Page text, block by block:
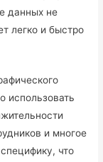
данных не
легко и быстро
использовать
и многое
что